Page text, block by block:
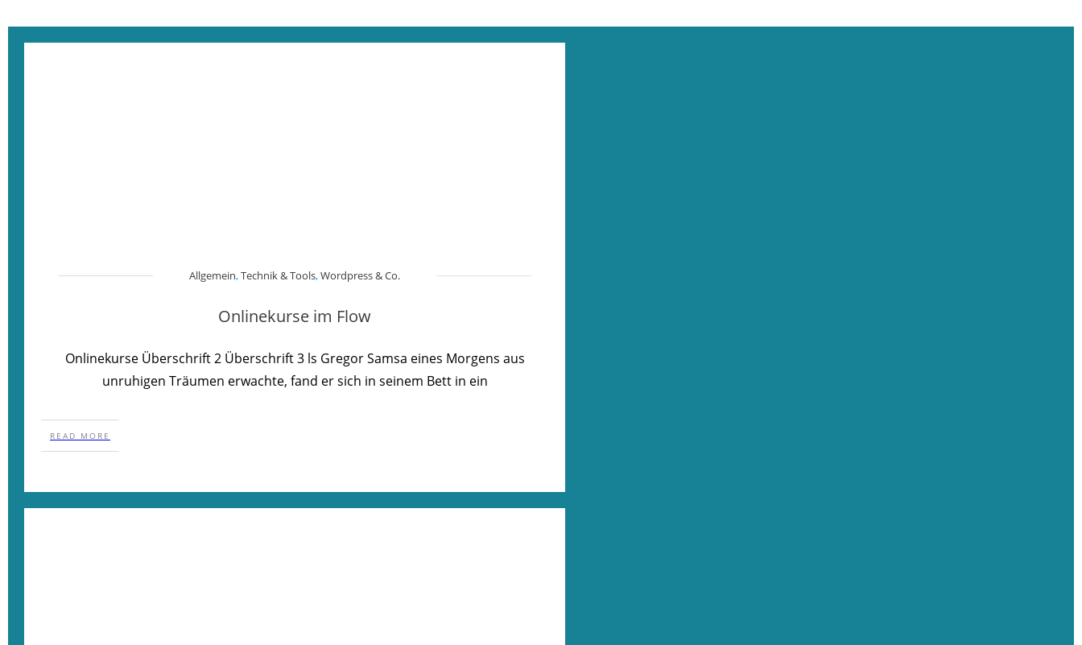
Allgemein,Technik & Tools,Wordpress & Co.
Onlinekurse im Flow
Onlinekurse Überschrift 2 Überschrift 3 ls Gregor Samsa eines Morgens aus
unruhigen Träumen erwachte, fand er sich in seinem Bett in ein
READ MORE